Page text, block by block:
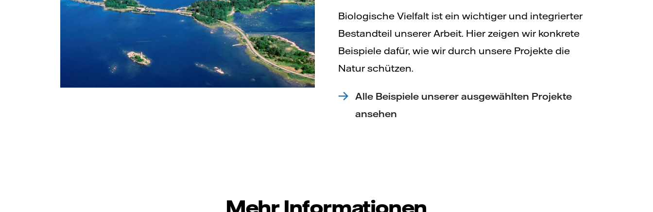
Biologische Vielfalt ist ein wichtiger und integrierter
Bestandteil unserer Arbeit. Hier zeigen wir konkrete
Beispiele dafür, wie wir durch unsere Projekte die
Natur schützen.
Alle Beispiele unserer ausgewählten Projekte
ansehen
Mehr Informationen